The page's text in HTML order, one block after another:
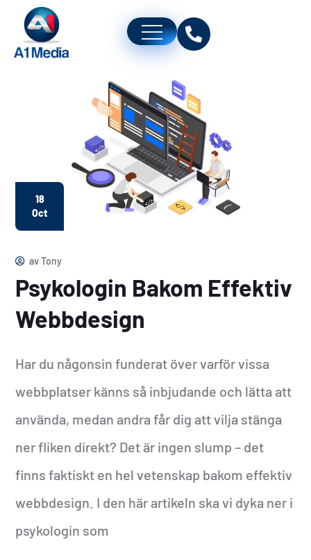
18
Oct
avTony
Psykologin Bakom Effektiv
Webbdesign
Har du någonsin funderat över varför vissa
webbplatser känns så inbjudande och lätta att
använda, medan andra får dig att vilja stänga
ner fliken direkt? Det är ingen slump – det
finns faktiskt en hel vetenskap bakom effektiv
webbdesign. I den här artikeln ska vi dyka ner i
psykologin som